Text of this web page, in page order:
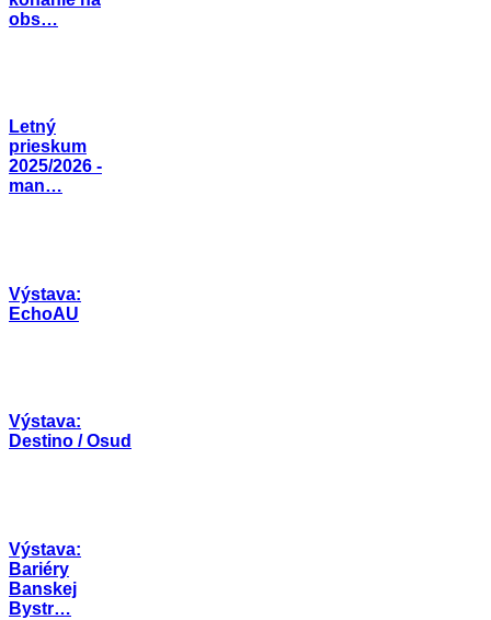
obs…
Letný
prieskum
2025/2026 -
man…
Výstava:
EchoAU
Výstava:
Destino / Osud
Výstava:
Bariéry
Banskej
Bystr…